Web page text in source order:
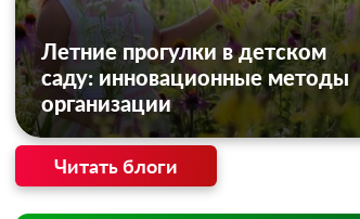
Летние прогулки в детском
саду: инновационные методы
организации
Читать блоги